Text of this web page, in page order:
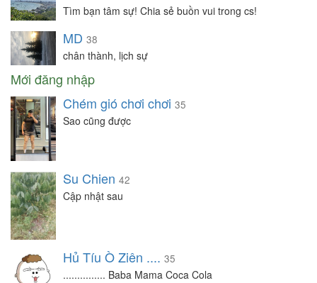
Tìm bạn tâm sự! Chia sẻ buồn vui trong cs!
MD 38
chân thành, lịch sự
Mới đăng nhập
Chém gió chơi chơi 35
Sao cũng được
Su Chien 42
Cập nhật sau
Hủ Tíu Ò Ziên .... 35
............... Baba Mama Coca Cola